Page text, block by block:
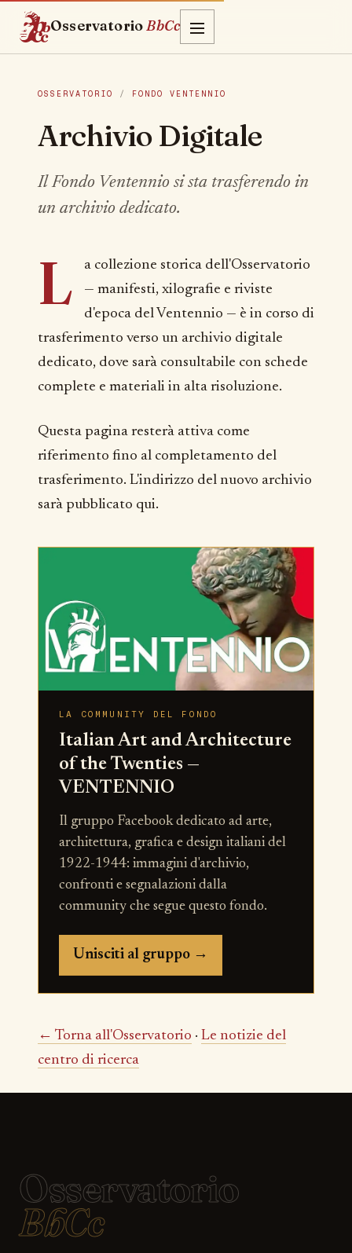
OsservatorioBbCc
OSSERVATORIO / FONDO VENTENNIO
Archivio Digitale
Il Fondo Ventennio si sta trasferendo in
un archivio dedicato.
L
a collezione storica dell'Osservatorio
— manifesti, xilografie e riviste
d'epoca del Ventennio — è in corso di
trasferimento verso un archivio digitale
dedicato, dove sarà consultabile con schede
complete e materiali in alta risoluzione.
Questa pagina resterà attiva come
riferimento fino al completamento del
trasferimento. L'indirizzo del nuovo archivio
sarà pubblicato qui.
LA COMMUNITY DEL FONDO
Italian Art and Architecture
of the Twenties —
VENTENNIO
Il gruppo Facebook dedicato ad arte,
architettura, grafica e design italiani del
1922-1944: immagini d'archivio,
confronti e segnalazioni dalla
community che segue questo fondo.
Unisciti al gruppo →
← Torna all'Osservatorio · Le notizie del
centro di ricerca
Osservatorio
BbCc